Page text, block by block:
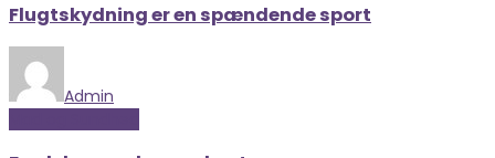
Flugtskydning er en spændende sport
Admin